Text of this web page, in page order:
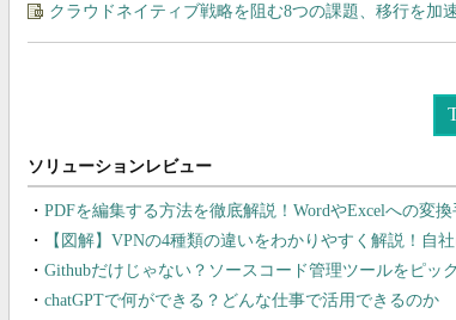
クラウドネイティブ戦略を阻む8つの課題、移行を加
PDFを編集する方法を徹底解説！WordやExcelへの変
【図解】VPNの4種類の違いをわかりやすく解説！自
Githubだけじゃない？ソースコード管理ツールをピッ
chatGPTで何ができる？どんな仕事で活用できるのか